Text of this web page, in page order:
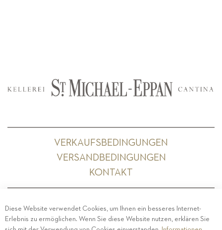
VERKAUFSBEDINGUNGEN
VERSANDBEDINGUNGEN
KONTAKT
PRIVACY-IMPRESSUM- COOKIE POLICY-
Diese Website verwendet Cookies, um Ihnen ein besseres Internet-
Erlebnis zu ermöglichen. Wenn Sie diese Website nutzen, erklären Sie